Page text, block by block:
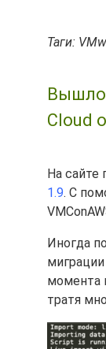
Таги:
Вышло
Cloud
На сайте
1.9. С
Иногда
момента
тратя